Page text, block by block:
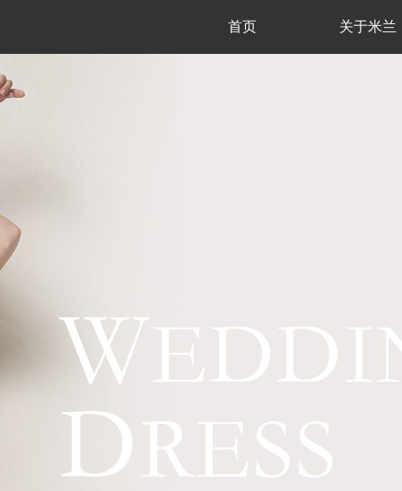
首页 关于米兰